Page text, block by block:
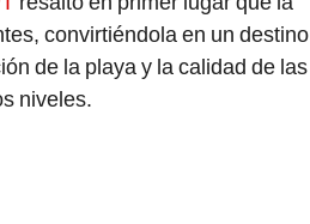
convirtiéndola en un destino
de la playa y la calidad de las
niveles.